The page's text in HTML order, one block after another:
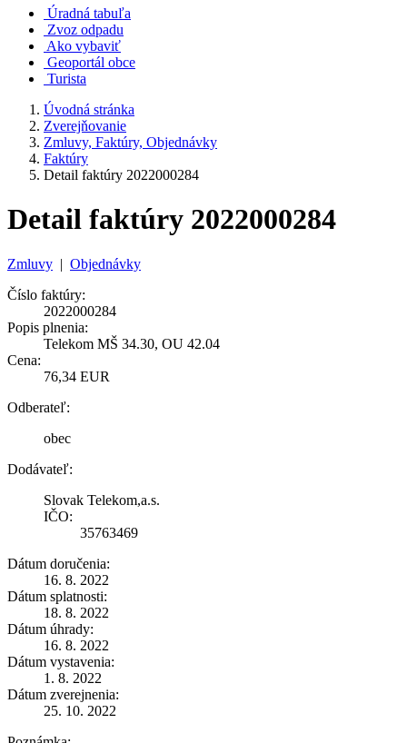
Úradná tabuľa
Zvoz odpadu
Ako vybaviť
Geoportál obce
Turista
Úvodná stránka
Zverejňovanie
Zmluvy, Faktúry, Objednávky
Faktúry
Detail faktúry 2022000284
Detail faktúry 2022000284
Zmluvy | Objednávky
Číslo faktúry:
2022000284
Popis plnenia:
Telekom MŠ 34.30, OU 42.04
Cena:
76,34 EUR
Odberateľ:
obec
Dodávateľ:
Slovak Telekom,a.s.
IČO:
35763469
Dátum doručenia:
16. 8. 2022
Dátum splatnosti:
18. 8. 2022
Dátum úhrady:
16. 8. 2022
Dátum vystavenia:
1. 8. 2022
Dátum zverejnenia:
25. 10. 2022